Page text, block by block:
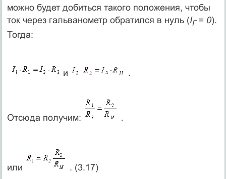
можно будет добиться такого положения, чтобы
ток через гальванометр обратился в нуль (IГ= 0).
Тогда:
и .
Отсюда получим: .
или . (3.17)